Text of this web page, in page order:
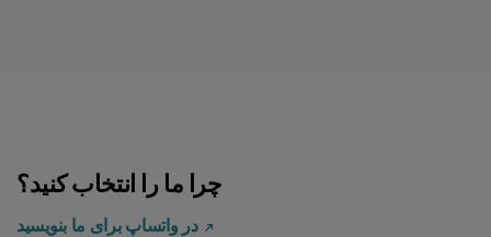
چرا ما را انتخاب کنید؟
در واتساپ برای ما بنویسید